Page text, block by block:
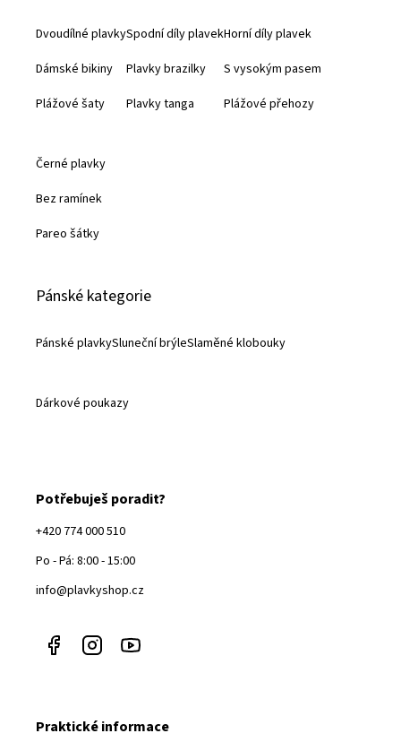
Dvoudílné plavky
Dámské bikiny
Plážové šaty
Spodní díly plavek
Plavky brazilky
Plavky tanga
Horní díly plavek
S vysokým pasem
Plážové přehozy
Černé plavky
Bez ramínek
Pareo šátky
Pánské kategorie
Pánské plavkySluneční brýleSlaměné klobouky
Dárkové poukazy
Potřebuješ poradit?
+420 774 000 510
Po - Pá: 8:00 - 15:00
info@plavkyshop.cz
Praktické informace